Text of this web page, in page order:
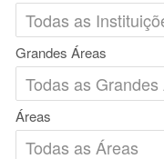
Grandes Áreas
Áreas